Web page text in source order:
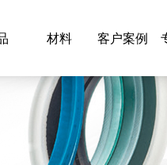
材料 客户案例